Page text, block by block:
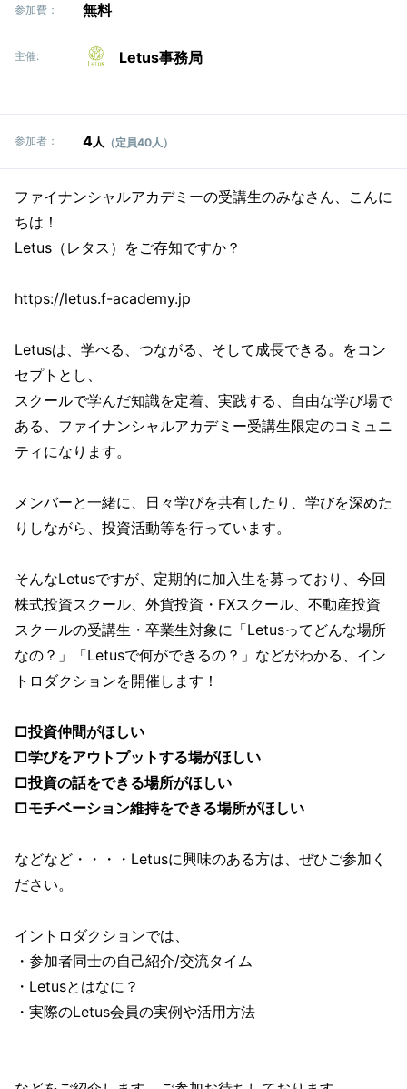
参加費： 無料
主催: Letus事務局
参加者： 4人 （定員40人）
ファイナンシャルアカデミーの受講生のみなさん、こんに
ちは！
Letus（レタス）をご存知ですか？
https://letus.f-academy.jp
Letusは、学べる、つながる、そして成長できる。をコン
セプトとし、
スクールで学んだ知識を定着、実践する、自由な学び場で
ある、ファイナンシャルアカデミー受講生限定のコミュニ
ティになります。
メンバーと一緒に、日々学びを共有したり、学びを深めた
りしながら、投資活動等を行っています。
そんなLetusですが、定期的に加入生を募っており、今回
株式投資スクール、外貨投資・FXスクール、不動産投資
スクールの受講生・卒業生対象に「Letusってどんな場所
なの？」「Letusで何ができるの？」などがわかる、イン
トロダクションを開催します！
□投資仲間がほしい
□学びをアウトプットする場がほしい
□投資の話をできる場所がほしい
□モチベーション維持をできる場所がほしい
などなど・・・・Letusに興味のある方は、ぜひご参加く
ださい。
イントロダクションでは、
・参加者同士の自己紹介/交流タイム
・Letusとはなに？
・実際のLetus会員の実例や活用方法